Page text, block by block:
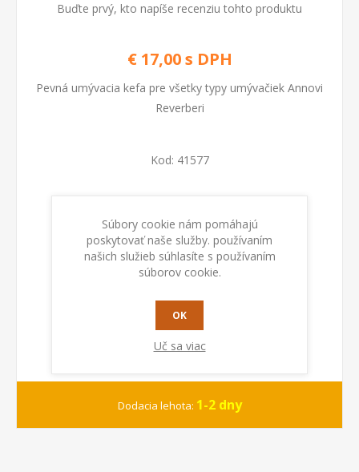
Buďte prvý, kto napíše recenziu tohto produktu
€ 17,00 s DPH
Pevná umývacia kefa pre všetky typy umývačiek Annovi
Reverberi
Kod: 41577
PRIDAŤ DO KOŠÍKA
Dodacia lehota: 1-2 dny
Súbory cookie nám pomáhajú
poskytovať naše služby. používaním
našich služieb súhlasíte s používaním
súborov cookie.
OK
Uč sa viac